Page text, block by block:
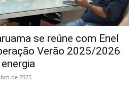
se reúne com Enel
Verão 2025/2026
de 2025